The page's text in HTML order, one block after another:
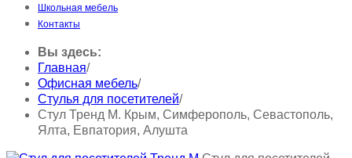
Школьная мебель
Контакты
Вы здесь:
Главная/
Офисная мебель/
Стулья для посетителей/
Стул Тренд М. Крым, Симферополь, Севастополь,
Ялта, Евпатория, Алушта